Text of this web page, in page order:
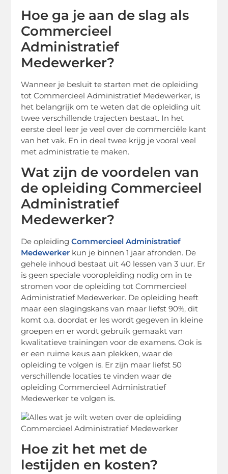
Hoe ga je aan de slag als
Commercieel
Administratief
Medewerker?
Wanneer je besluit te starten met de opleiding
tot Commercieel Administratief Medewerker, is
het belangrijk om te weten dat de opleiding uit
twee verschillende trajecten bestaat. In het
eerste deel leer je veel over de commerciële kant
van het vak. En in deel twee krijg je vooral veel
met administratie te maken.
Wat zijn de voordelen van
de opleiding Commercieel
Administratief
Medewerker?
De opleidingCommercieel Administratief
Medewerker kun je binnen 1 jaar afronden. De
gehele inhoud bestaat uit 40 lessen van 3 uur. Er
is geen speciale vooropleiding nodig om in te
stromen voor de opleiding tot Commercieel
Administratief Medewerker. De opleiding heeft
maar een slagingskans van maar liefst 90%, dit
komt o.a. doordat er les wordt gegeven in kleine
groepen en er wordt gebruik gemaakt van
kwalitatieve trainingen voor de examens. Ook is
er een ruime keus aan plekken, waar de
opleiding te volgen is. Er zijn maar liefst 50
verschillende locaties te vinden waar de
opleiding Commercieel Administratief
Medewerker te volgen is.
Hoe zit het met de
lestijden en kosten?